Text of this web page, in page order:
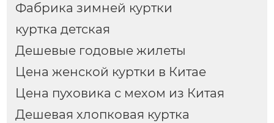
Фабрика зимней куртки
куртка детская
Дешевые годовые жилеты
Цена женской куртки в Китае
Цена пуховика с мехом из Китая
Дешевая хлопковая куртка